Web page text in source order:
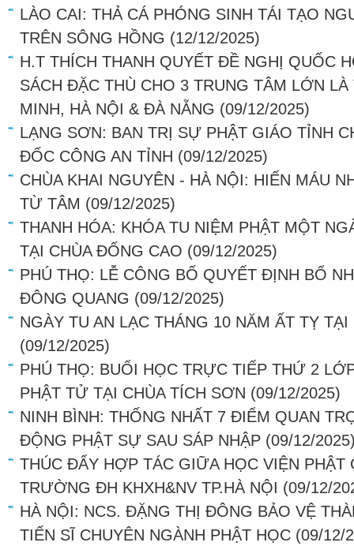
LÀO CAI: THẢ CÁ PHÓNG SINH TÁI TẠO
TRÊN SÔNG HỒNG (12/12/2025)
H.T THÍCH THANH QUYẾT ĐỀ NGHỊ QUỐC
SÁCH ĐẶC THÙ CHO 3 TRUNG TÂM LỚN
MINH, HÀ NỘI & ĐÀ NẴNG (09/12/2025)
LẠNG SƠN: BAN TRỊ SỰ PHẬT GIÁO TỈNH
ĐỐC CÔNG AN TỈNH (09/12/2025)
CHÙA KHAI NGUYÊN - HÀ NỘI: HIẾN MÁU
TỪ TÂM (09/12/2025)
THANH HÓA: KHÓA TU NIỆM PHẬT MỘT
TẠI CHÙA ĐỐNG CAO (09/12/2025)
PHÚ THỌ: LỄ CÔNG BỐ QUYẾT ĐỊNH BỔ
ĐÔNG QUANG (09/12/2025)
NGÀY TU AN LẠC THÁNG 10 NĂM ẤT TỴ TẠI
(09/12/2025)
PHÚ THỌ: BUỔI HỌC TRỰC TIẾP THỨ 2
PHẬT TỬ TẠI CHÙA TÍCH SƠN (09/12/2025)
NINH BÌNH: THỐNG NHẤT 7 ĐIỂM QUAN
ĐỘNG PHẬT SỰ SAU SÁP NHẬP (09/12/
THÚC ĐẨY HỢP TÁC GIỮA HỌC VIỆN PHẬT
TRƯỜNG ĐH KHXH&NV TP.HÀ NỘI (09/12/
HÀ NỘI: NCS. ĐẶNG THỊ ĐÔNG BẢO VỆ
TIẾN SĨ CHUYÊN NGÀNH PHẬT HỌC (09/12/